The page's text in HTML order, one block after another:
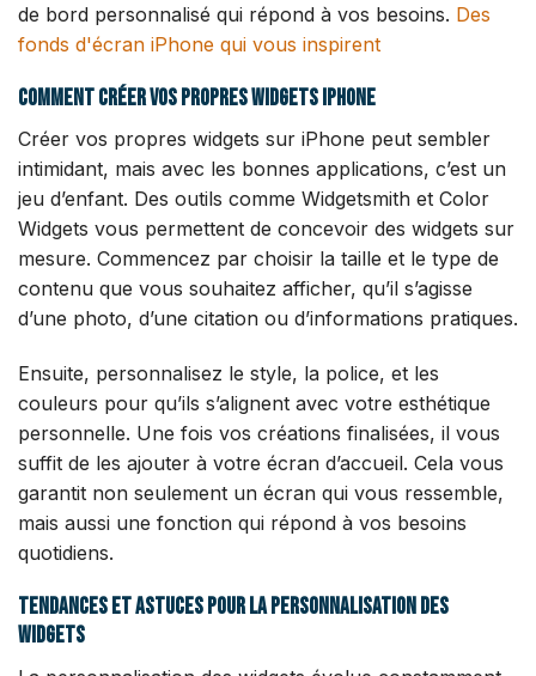
de bord personnalisé qui répond à vos besoins. Des
fonds d'écran iPhone qui vous inspirent
Comment créer vos propres widgets iPhone
Créer vos propres widgets sur iPhone peut sembler
intimidant, mais avec les bonnes applications, c’est un
jeu d’enfant. Des outils comme Widgetsmith et Color
Widgets vous permettent de concevoir des widgets sur
mesure. Commencez par choisir la taille et le type de
contenu que vous souhaitez afficher, qu’il s’agisse
d’une photo, d’une citation ou d’informations pratiques.
Ensuite, personnalisez le style, la police, et les
couleurs pour qu’ils s’alignent avec votre esthétique
personnelle. Une fois vos créations finalisées, il vous
suffit de les ajouter à votre écran d’accueil. Cela vous
garantit non seulement un écran qui vous ressemble,
mais aussi une fonction qui répond à vos besoins
quotidiens.
Tendances et astuces pour la personnalisation des
widgets